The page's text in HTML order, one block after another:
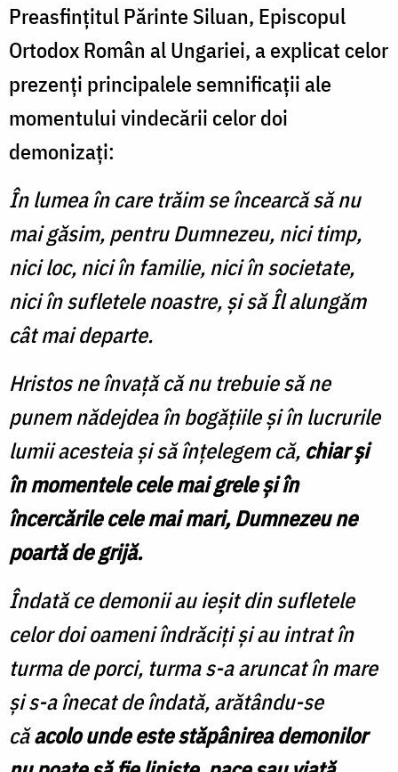
Preasfințitul Părinte Siluan, Episcopul
Ortodox Român al Ungariei, a explicat celor
prezenți principalele semnificații ale
momentului vindecării celor doi
demonizați:
În lumea în care trăim se încearcă să nu
mai găsim, pentru Dumnezeu, nici timp,
nici loc, nici în familie, nici în societate,
nici în sufletele noastre, și să Îl alungăm
cât mai departe.
Hristos ne învață că nu trebuie să ne
punem nădejdea în bogățiile și în lucrurile
lumii acesteia și să înțelegem că, chiar și
în momentele cele mai grele și în
încercările cele mai mari, Dumnezeu ne
poartă de grijă.
Îndată ce demonii au ieșit din sufletele
celor doi oameni îndrăciți și au intrat în
turma de porci, turma s-a aruncat în mare
și s-a înecat de îndată, arătându-se
căacolo unde este stăpânirea demonilor